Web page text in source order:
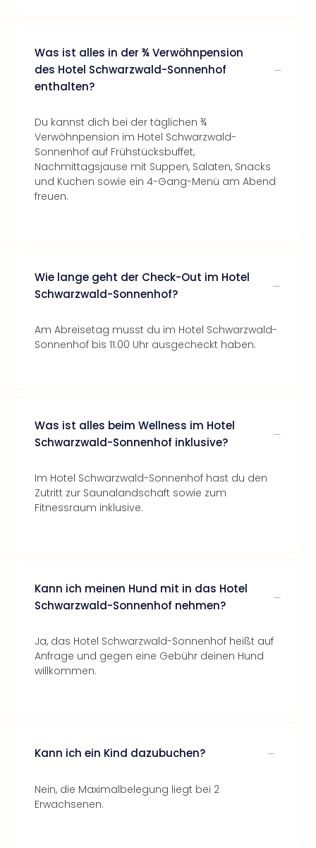
Was ist alles in der ¾ Verwöhnpension
des Hotel Schwarzwald-Sonnenhof
enthalten?
Du kannst dich bei der täglichen ¾
Verwöhnpension im Hotel Schwarzwald-
Sonnenhof auf Frühstücksbuffet,
Nachmittagsjause mit Suppen, Salaten, Snacks
und Kuchen sowie ein 4-Gang-Menü am Abend
freuen.
Wie lange geht der Check-Out im Hotel
Schwarzwald-Sonnenhof?
Am Abreisetag musst du im Hotel Schwarzwald-
Sonnenhof bis 11:00 Uhr ausgecheckt haben.
Was ist alles beim Wellness im Hotel
Schwarzwald-Sonnenhof inklusive?
Im Hotel Schwarzwald-Sonnenhof hast du den
Zutritt zur Saunalandschaft sowie zum
Fitnessraum inklusive.
Kann ich meinen Hund mit in das Hotel
Schwarzwald-Sonnenhof nehmen?
Ja, das Hotel Schwarzwald-Sonnenhof heißt auf
Anfrage und gegen eine Gebühr deinen Hund
willkommen.
Kann ich ein Kind dazubuchen?
Nein, die Maximalbelegung liegt bei 2
Erwachsenen.